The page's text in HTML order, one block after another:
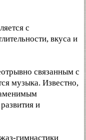
с
вкуса и
связанным с
музыка. Известно,
и
гимнастики